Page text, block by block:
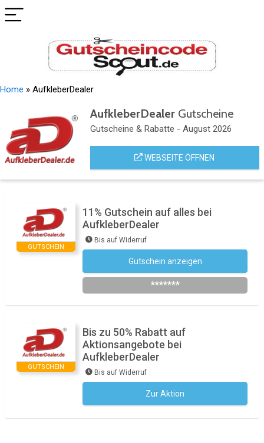
Home » AufkleberDealer
AufkleberDealerGutscheine
Gutscheine & Rabatte - August 2026
WEBSEITE ÖFFNEN
GUTSCHEIN
11% Gutschein auf alles bei
AufkleberDealer
Bis auf Widerruf
Gutschein anzeigen
*******
GUTSCHEIN
Bis zu 50% Rabatt auf
Aktionsangebote bei
AufkleberDealer
Bis auf Widerruf
Zur Aktion